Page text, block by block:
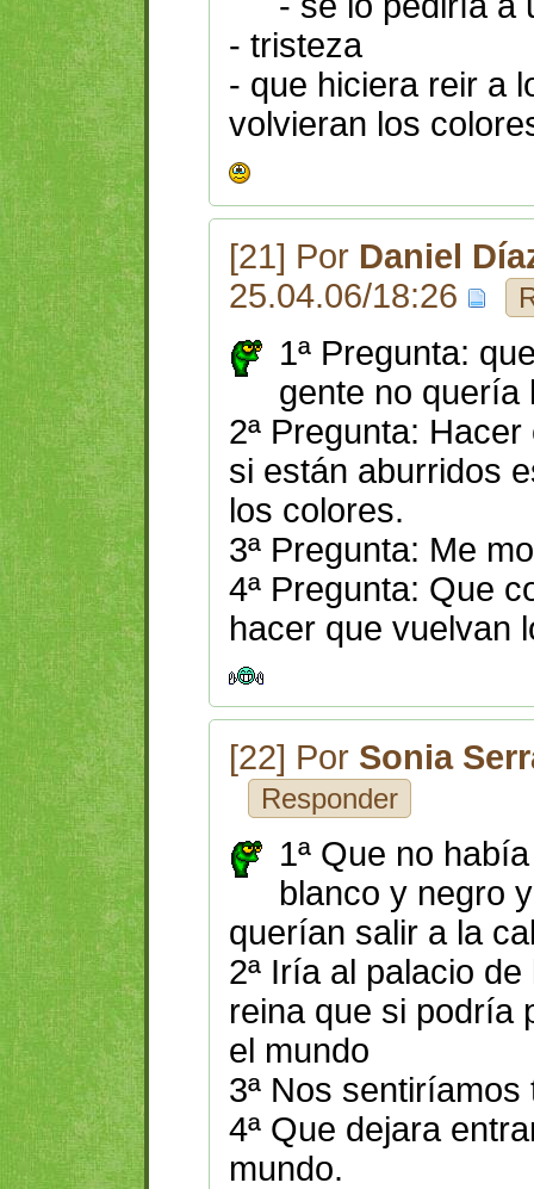
- tristeza
- que hiciera reir a
volvieran los
[21] Por Daniel
25.04.06/18:26
1ª Pregunta:
gente no quería
2ª Pregunta:
si están aburridos
los colores.
3ª Pregunta: Me
4ª Pregunta: Que
hacer que vuelvan
[22] Por Sonia
Responder
1ª Que no
blanco y negro
querían salir a la
2ª Iría al palacio
reina que si podría
el mundo
3ª Nos sentiríamos
4ª Que dejara
mundo.